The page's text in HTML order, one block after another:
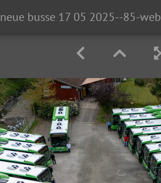
neue busse 17 05 2025--85-web